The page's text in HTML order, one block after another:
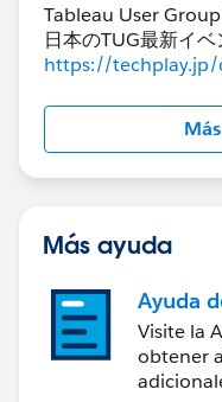
Tableau User
日本のTUG最新イベ
https://
Más ayuda
Ayuda
Visite la
obtener